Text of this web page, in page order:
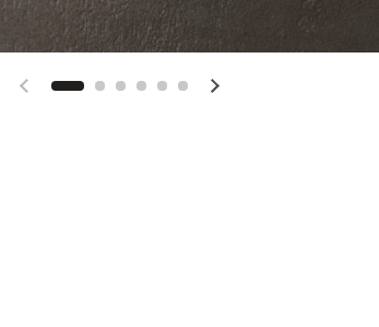
Previous slide Next slide